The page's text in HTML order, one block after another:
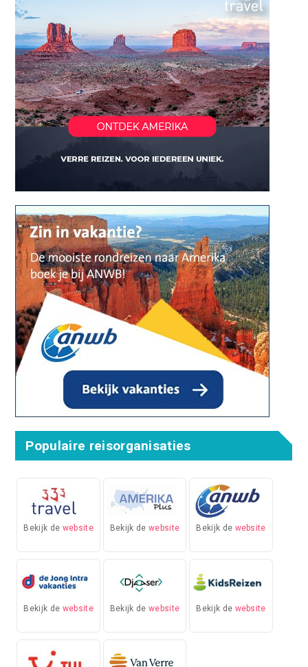
Populaire reisorganisaties
Bekijk de website Bekijk dewebsite Bekijk de website
Bekijk de website Bekijk dewebsite Bekijk de website